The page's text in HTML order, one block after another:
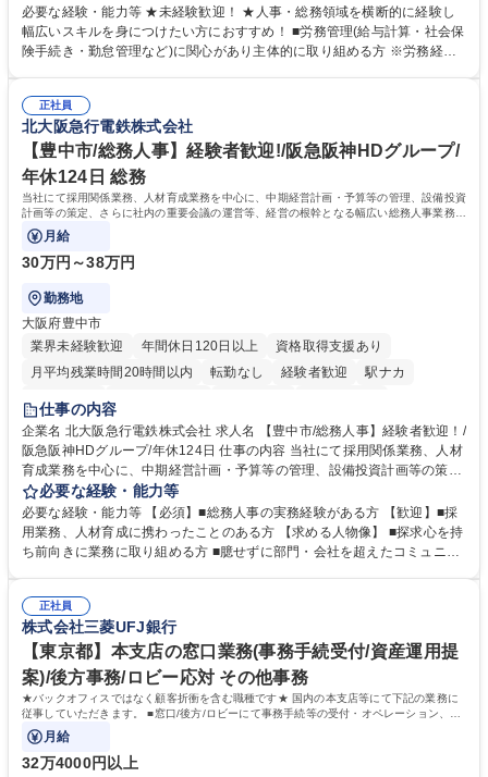
営を支えるゼネラリストをめざせます。 ・初期業務：労働時間管理、給与
計算、社会保険対応、福利厚生管理、安全衛生、健康経営推進等をお任せ
します。ご経験に応じて、休職者管理など、幅広く経験を積んでいただき
幅広く経験を積みたい意欲がある方に最適な環境です。 募集職種 【総
務・人事】未経験歓迎/日立グループ/組織運営を支えるゼネラリストを目
指す
必要な経験・能力等 ★未経験歓迎！ ★人事・総務領域を横断的に経験し
幅広いスキルを身につけたい方におすすめ！ ■労務管理(給与計算・社会保
険手続き・勤怠管理など)に関心があり主体的に取り組める方 ※労務経験
のご経験 ■労務管理（給与計算・社会保険手続き・勤怠管理など）の経験
■衛生管理者の資格をお持ちの方 学歴・資格 学歴：大学院 大学 高専 短大
専修学校 高校 語学力： 資格：
正社員
北大阪急行電鉄株式会社
【豊中市/総務人事】経験者歓迎!/阪急阪神HDグループ/
年休124日 総務
当社にて採用関係業務、人材育成業務を中心に、中期経営計画・予算等の管理、設備投資
計画等の策定、さらに社内の重要会議の運営等、経営の根幹となる幅広い総務人事業務全
般を担当していただきます。
月給
30万円～38万円
勤務地
大阪府豊中市
業界未経験歓迎
年間休日120日以上
資格取得支援あり
月平均残業時間20時間以内
転勤なし 経験者歓迎
駅ナカ
退職金あり
土日祝休み
服装自由 昼食補助あり 食事補助あり
仕事の内容
企業名 北大阪急行電鉄株式会社 求人名 【豊中市/総務人事】経験者歓迎！/
阪急阪神HDグループ/年休124日 仕事の内容 当社にて採用関係業務、人材
育成業務を中心に、中期経営計画・予算等の管理、設備投資計画等の策
定、さらに社内の重要会議の運営等、経営の根幹となる幅広い総務人事業
務全般を担当していただきます。 【主な業務内容】 ■採用関係業務および
人材育成(社員研修)業務の推進 ■中期経営計画および予算等の管理 ■設備
投資計画等の策定 ■社内の重要会議の運営 ■その他総務人事業務全般 【入
務人事】経験者歓迎！/阪急阪神HDグループ/年休124日
必要な経験・能力等
必要な経験・能力等 【必須】■総務人事の実務経験がある方 【歓迎】■採
用業務、人材育成に携わったことのある方 【求める人物像】 ■探求心を持
ち前向きに業務に取り組める方 ■臆せずに部門・会社を超えたコミュニケ
囲のメンバーと協調しつつ主体性を持って能動的に業務を推進できる方 学
歴・資格 学歴：大学院 大学 高専 短大 専修学校 高校 語学力： 資格：
正社員
株式会社三菱UFJ銀行
【東京都】本支店の窓口業務(事務手続受付/資産運用提
案)/後方事務/ロビー応対 その他事務
★バックオフィスではなく顧客折衝を含む職種です★ 国内の本支店等にて下記の業務に
従事していただきます。 ■窓口/後方/ロビーにて事務手続等の受付・オペレーション、お
客様対応
月給
32万4000円以上